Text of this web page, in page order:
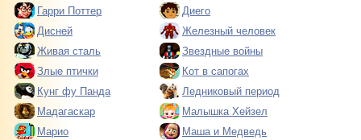
Гарри Поттер
Диего
Дисней
Железный человек
Живая сталь
Звездные войны
Злые птички
Кот в сапогах
Кунг фу Панда
Ледниковый период
Мадагаскар
Малышка Хейзел
Марио
Маша и Медведь